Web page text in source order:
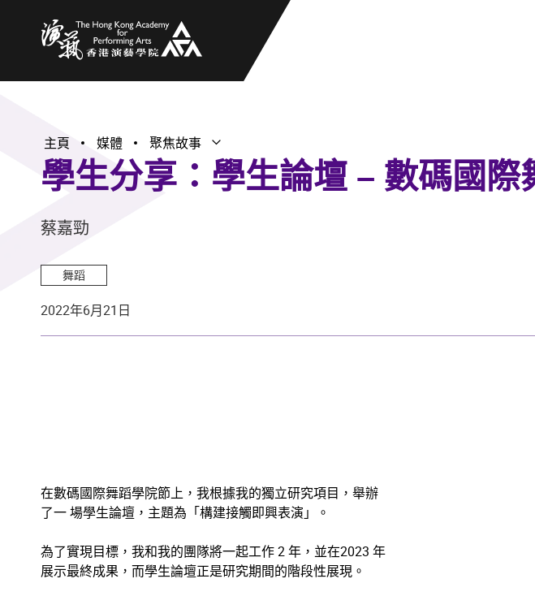
主頁 媒體 聚焦故事 打開子選單
關閉子選單
學生分享：學生論壇 – 數碼國際
蔡嘉勁
舞蹈
2022年6月21日
在數碼國際舞蹈學院節上，我根據我的獨立研究項目，舉辦
了一 場學生論壇，主題為「構建接觸即興表演」。
為了實現目標，我和我的團隊將一起工作 2 年，並在2023 年
展示最終成果，而學生論壇正是研究期間的階段性展現。